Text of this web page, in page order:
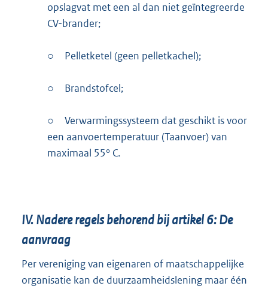
opslagvat met een al dan niet geïntegreerde
CV-brander;
○ Pelletketel (geen pelletkachel);
○ Brandstofcel;
○
Verwarmingssysteem dat geschikt is voor
een aanvoertemperatuur (Taanvoer) van
maximaal 55° C.
IV. Nadere regels behorend bij artikel 6: De
aanvraag
Per vereniging van eigenaren of maatschappelijke
organisatie kan de duurzaamheidslening maar één